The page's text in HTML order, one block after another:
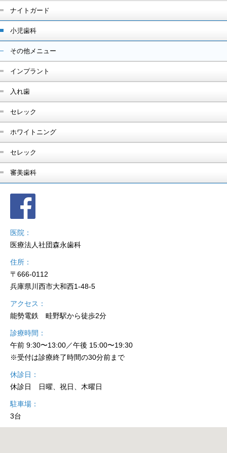
ナイトガード
小児歯科
その他メニュー
インプラント
入れ歯
セレック
ホワイトニング
セレック
審美歯科
医院
医療法人社団森永歯科
住所
〒666-0112
兵庫県川西市大和西1-48-5
アクセス
能勢電鉄 畦野駅から徒歩2分
診療時間
午前 9:30〜13:00／午後 15:00〜19:30
※受付は診療終了時間の30分前まで
休診日
休診日 日曜、祝日、木曜日
駐車場
3台